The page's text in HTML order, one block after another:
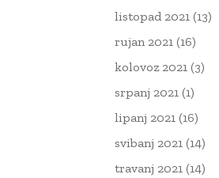
listopad 2021 (13)
rujan 2021 (16)
kolovoz 2021 (3)
srpanj 2021 (1)
lipanj 2021 (16)
svibanj 2021 (14)
travanj 2021 (14)